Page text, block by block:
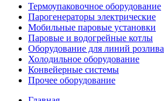
Термоупаковочное оборудование
Парогенераторы электрические
Мобильные паровые установки
Паровые и водогрейные котлы
Оборудование для линий розлива
Холодильное оборудование
Конвейерные системы
Прочее оборудование